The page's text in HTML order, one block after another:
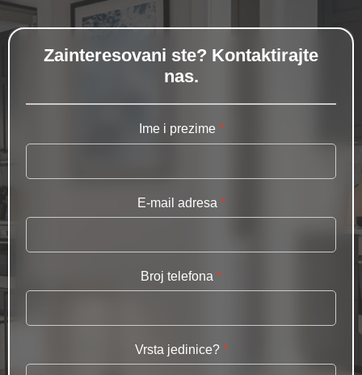
Zainteresovani ste? Kontaktirajte
nas.
Ime i prezime *
E-mail adresa *
Broj telefona *
Vrsta jedinice? *